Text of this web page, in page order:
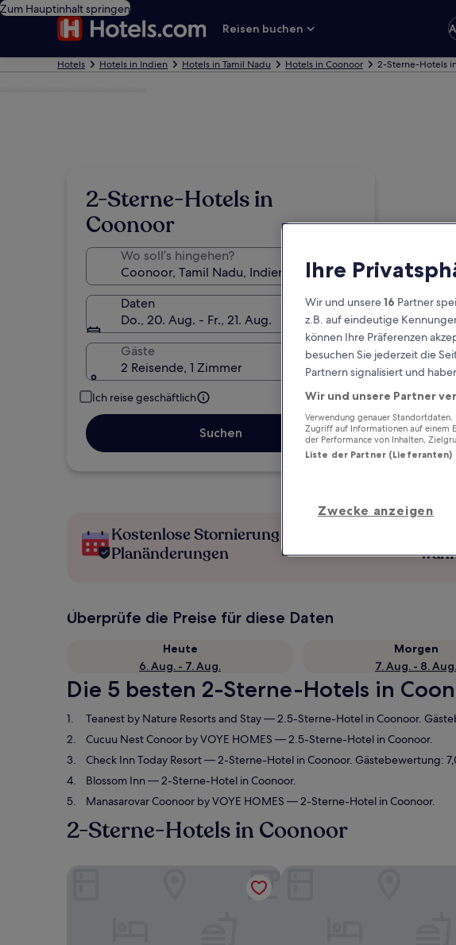
Zum Hauptinhalt springen
Reisen buchen
Hotels Hotels in Indien Hotels in Tamil Nadu Hotels in Coonoor 2-Sterne-Hotels
2-Sterne-Hotels in
Coonoor
Wo soll’s hingehen?
Daten
Do., 20. Aug. - Fr., 21. Aug.
Gäste
2 Reisende, 1 Zimmer
Ich reise geschäftlich
Suchen
Kostenlose Stornierung bei
Planänderungen
Überprüfe die Preise für diese Daten
Heute
6. Aug. - 7. Aug.
Morgen
7. Aug. - 8. Aug.
Die 5 besten 2-Sterne-Hotels in
Teanest by Nature Resorts and Stay— 2.5-Sterne-Hotel in Coonoor.
Cucuu Nest Conoor by VOYE HOMES — 2.5-Sterne-Hotel in Coonoor.
Check Inn Today Resort— 2-Sterne-Hotel in Coonoor. Gästebewertung:
Blossom Inn— 2-Sterne-Hotel in Coonoor.
Manasarovar Coonoor by VOYE HOMES — 2-Sterne-Hotel in Coonoor.
2-Sterne-Hotels in Coonoor
Teanest by Nature Resorts and Stay Cucuu Nest Conoor by VOYE
Ihre
Wir und unsere16 Partner
z.B. auf eindeutige
können Ihre Präferenzen
besuchen Sie jederzeit die
Partnern signalisiert und
Wir und unsere Partner
Verwendung genauer
Zugriff auf Informationen auf einem
der Performance von Inhalten,
Liste der Partner (Lieferanten)
Zwecke anzeigen